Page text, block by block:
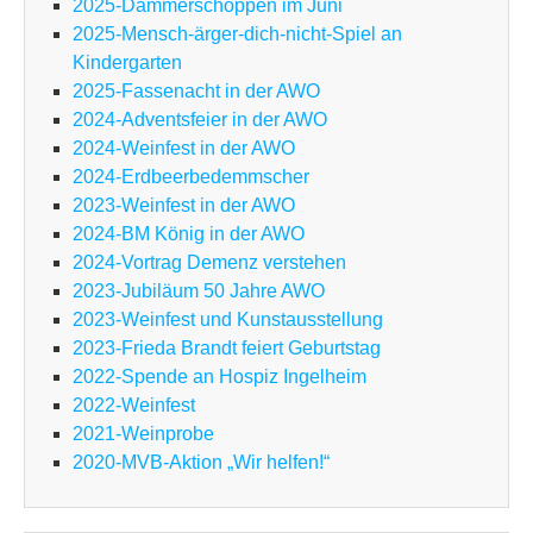
2025-Dämmerschoppen im Juni
2025-Mensch-ärger-dich-nicht-Spiel an
Kindergarten
2025-Fassenacht in der AWO
2024-Adventsfeier in der AWO
2024-Weinfest in der AWO
2024-Erdbeerbedemmscher
2023-Weinfest in der AWO
2024-BM König in der AWO
2024-Vortrag Demenz verstehen
2023-Jubiläum 50 Jahre AWO
2023-Weinfest und Kunstausstellung
2023-Frieda Brandt feiert Geburtstag
2022-Spende an Hospiz Ingelheim
2022-Weinfest
2021-Weinprobe
2020-MVB-Aktion „Wir helfen!“